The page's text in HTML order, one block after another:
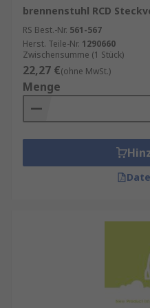
Dazu zählen:
Kabel‑Steckverbinder
Verdrahtung
Print‑Steckverbinder
und Gehäuseeinbau
Geschirmte und
Verschiedene
Anwendung den
auszuwählen und
brennenstuhl RCD
RS Best.-Nr. 561-567
Herst. Teile-Nr. 1290660
Zwischensumme (1 Stück)
22,27 €(ohne MwSt.)
Menge